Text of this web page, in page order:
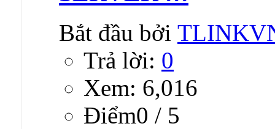
Bắt đầu bởi
Trả lời: 0
Xem: 6,016
Ðiểm0 / 5